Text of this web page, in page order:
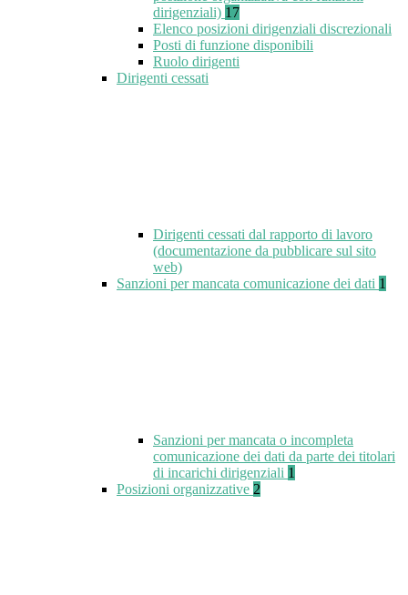
dirigenziali) 17
Elenco posizioni dirigenziali discrezionali
Posti di funzione disponibili
Ruolo dirigenti
Dirigenti cessati
Dirigenti cessati dal rapporto di lavoro
(documentazione da pubblicare sul sito
web)
Sanzioni per mancata comunicazione dei dati 1
Sanzioni per mancata o incompleta
comunicazione dei dati da parte dei titolari
di incarichi dirigenziali 1
Posizioni organizzative 2